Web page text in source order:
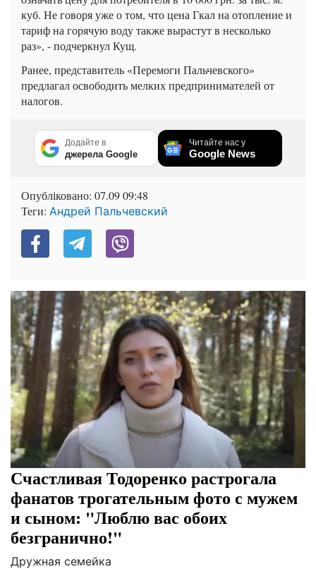
куб. Не говоря уже о том, что цена Гкал на отопление и
тариф на горячую воду также вырастут в несколько
раз», - подчеркнул Кущ.
Ранее, представитель «Перемоги Пальчевского»
предлагал освободить мелких предпринимателей от
налогов.
Додайте в
джерела Google
Читайте нас у
Google News
Опубліковано: 07.09 09:48
Теги: Андрей Пальчевский
Счастливая Тодоренко растрогала
фанатов трогательным фото с мужем
и сыном: "Люблю вас обоих
безгранично!"
Дружная семейка